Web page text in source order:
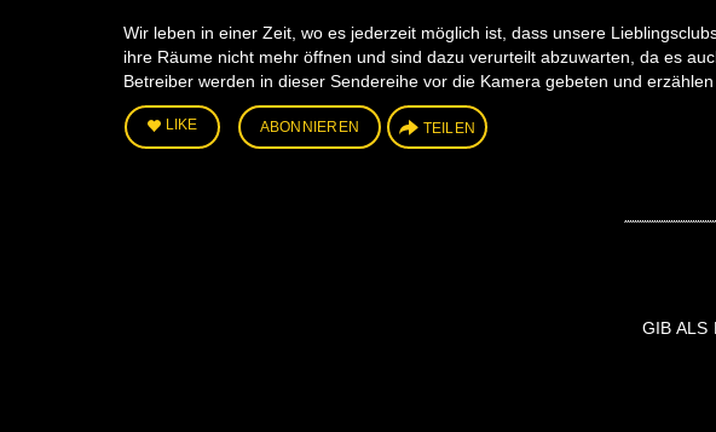
Wir leben in einer Zeit, wo es jederzeit möglich ist, dass unsere
ihre Räume nicht mehr öffnen und sind dazu verurteilt abzuwarten, da es
Betreiber werden in dieser Sendereihe vor die Kamera gebeten und
LIKE ABONNIEREN TEILEN
GIB ALS